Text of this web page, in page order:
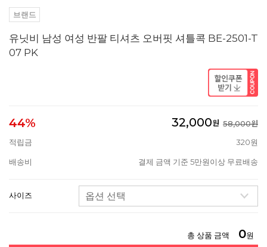
브랜드
유닛비 남성 여성 반팔 티셔츠 오버핏 셔틀콕 BE-2501-T
07 PK
44% 32,000원 58,000원
적립금
320원
배송비 결제 금액 기준 5만원이상 무료배송
사이즈
총 상품 금액 0원